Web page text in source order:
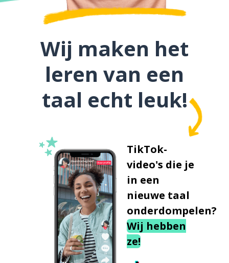
Wij maken het
leren van een
taal echt leuk!
TikTok-
video's die je
in een
nieuwe taal
onderdompelen?
Wij hebben
ze!